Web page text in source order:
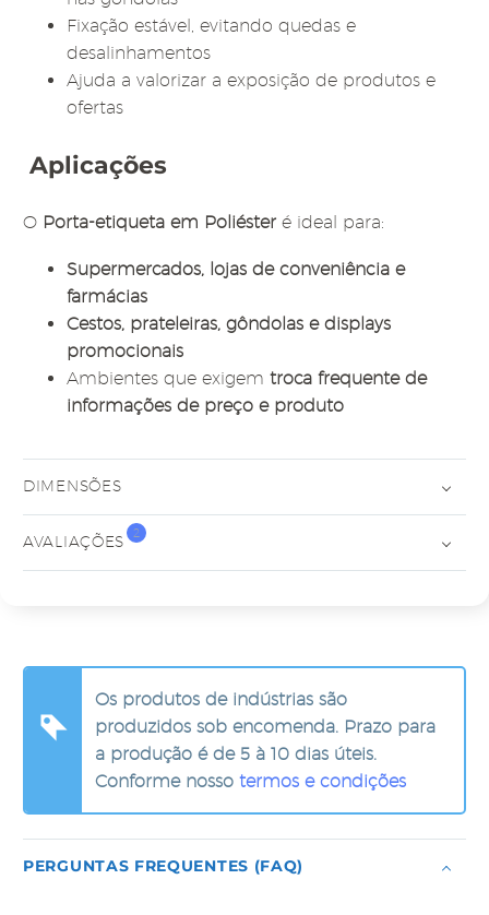
Fixação estável, evitando quedas e
desalinhamentos
Ajuda a valorizar a exposição de produtos e
ofertas
Aplicações
O Porta-etiqueta em Poliéster é ideal para:
Supermercados, lojas de conveniência e
farmácias
Cestos, prateleiras, gôndolas e displays
promocionais
Ambientes que exigem troca frequente de
informações de preço e produto
DIMENSÕES
AVALIAÇÕES
2
Os produtos de indústrias são
produzidos sob encomenda. Prazo para
a produção é de 5 à 10 dias úteis.
Conforme nosso termos e condições
PERGUNTAS FREQUENTES (FAQ)